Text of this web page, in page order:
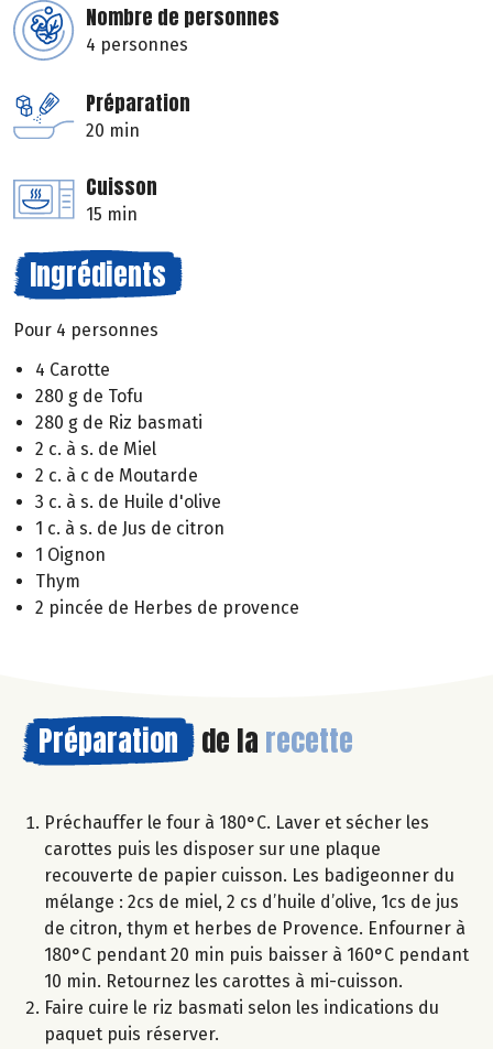
Nombre de personnes
4 personnes
Préparation
20 min
Cuisson
15 min
Ingrédients
Pour 4 personnes
4 Carotte
280 g de Tofu
280 g de Riz basmati
2 c. à s. de Miel
2 c. à c de Moutarde
3 c. à s. de Huile d'olive
1 c. à s. de Jus de citron
1 Oignon
Thym
2 pincée de Herbes de provence
Préparation de la recette
Préchauffer le four à 180°C. Laver et sécher les
carottes puis les disposer sur une plaque
recouverte de papier cuisson. Les badigeonner du
mélange : 2cs de miel, 2 cs d’huile d’olive, 1cs de jus
de citron, thym et herbes de Provence. Enfourner à
180°C pendant 20 min puis baisser à 160°C pendant
10 min. Retournez les carottes à mi-cuisson.
Faire cuire le riz basmati selon les indications du
paquet puis réserver.